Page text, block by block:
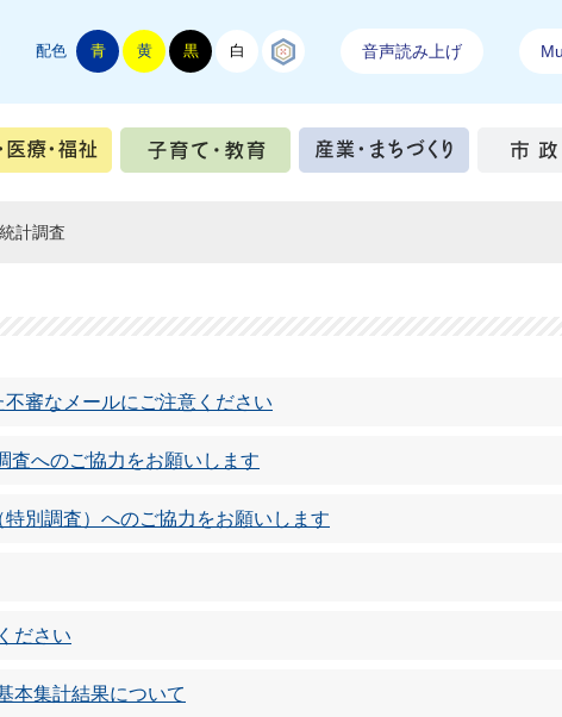
配色 青 黄 黒 白 音声読み上げ
・手続き 健康・医療・福祉 子育て・教育 産業・
計調査
審なメールにご注意ください
査へのご協力をお願いします
別調査）へのご協力をお願いします
ださい
本集計結果について